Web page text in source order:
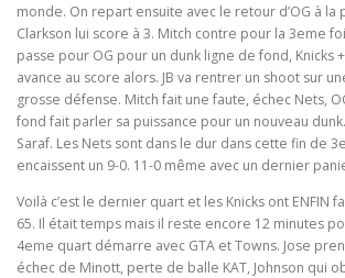
monde. On repart ensuite avec le retour d’OG à la
Clarkson lui score à 3. Mitch contre pour la 3eme
passe pour OG pour un dunk ligne de fond, Knicks
avance au score alors. JB va rentrer un shoot sur
grosse défense. Mitch fait une faute, échec Nets,
fond fait parler sa puissance pour un nouveau
Saraf. Les Nets sont dans le dur dans cette fin de
encaissent un 9-0. 11-0 même avec un dernier
Voilà c’est le dernier quart et les Knicks ont ENFIN
65. Il était temps mais il reste encore 12 minutes
4eme quart démarre avec GTA et Towns. Jose
échec de Minott, perte de balle KAT, Johnson qui